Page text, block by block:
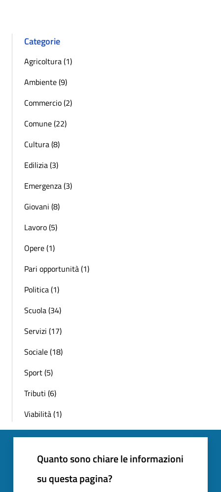
Categorie
Agricoltura (1)
Ambiente (9)
Commercio (2)
Comune (22)
Cultura (8)
Edilizia (3)
Emergenza (3)
Giovani (8)
Lavoro (5)
Opere (1)
Pari opportunità (1)
Politica (1)
Scuola (34)
Servizi (17)
Sociale (18)
Sport (5)
Tributi (6)
Viabilità (1)
Quanto sono chiare le informazioni
su questa pagina?